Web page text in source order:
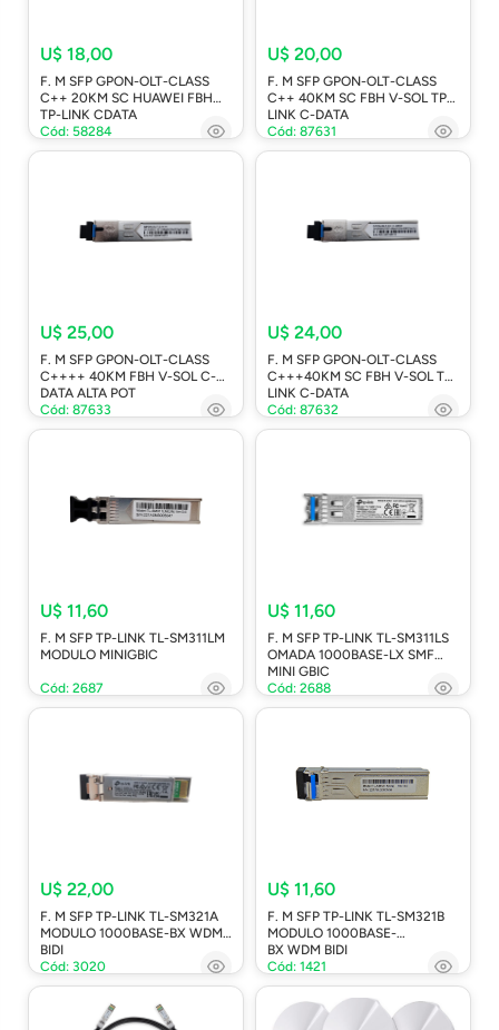
U$ 18,00
F. M SFP GPON-OLT-CLASS
C++ 20KM SC HUAWEI FBH
TP-LINK CDATA
Cód: 58284
U$ 20,00
F. M SFP GPON-OLT-CLASS
C++ 40KM SC FBH V-SOL TP-
LINK C-DATA
Cód: 87631
U$ 25,00
F. M SFP GPON-OLT-CLASS
C++++ 40KM FBH V-SOL C-
DATA ALTA POT
Cód: 87633
U$ 24,00
F. M SFP GPON-OLT-CLASS
C+++40KM SC FBH V-SOL TP-
LINK C-DATA
Cód: 87632
U$ 11,60
F. M SFP TP-LINK TL-SM311LM
MODULO MINIGBIC
Cód: 2687
U$ 11,60
F. M SFP TP-LINK TL-SM311LS
OMADA 1000BASE-LX SMF
MINI GBIC
Cód: 2688
U$ 22,00
F. M SFP TP-LINK TL-SM321A
MODULO 1000BASE-BX WDM
BIDI
Cód: 3020
U$ 11,60
F. M SFP TP-LINK TL-SM321B
MODULO 1000BASE-
BX WDM BIDI
Cód: 1421